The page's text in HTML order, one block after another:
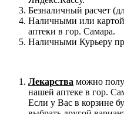
Безналичный расчет
Наличными или
аптеки в гор. Самара.
Наличными Курьеру
Лекарства можно
нашей аптеке в гор.
Если у Вас в корзине